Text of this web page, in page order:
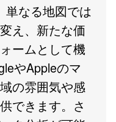
単なる地図では
え、新たな価
ームとして機
やAppleのマ
の雰囲気や感
できます。さ